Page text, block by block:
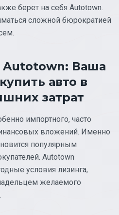
берет на себя Autotown.
сложной бюрократией
Autotown: Ваша
авто в
затрат
импортного, часто
вложений. Именно
популярным
Autotown
условия лизинга,
желаемого